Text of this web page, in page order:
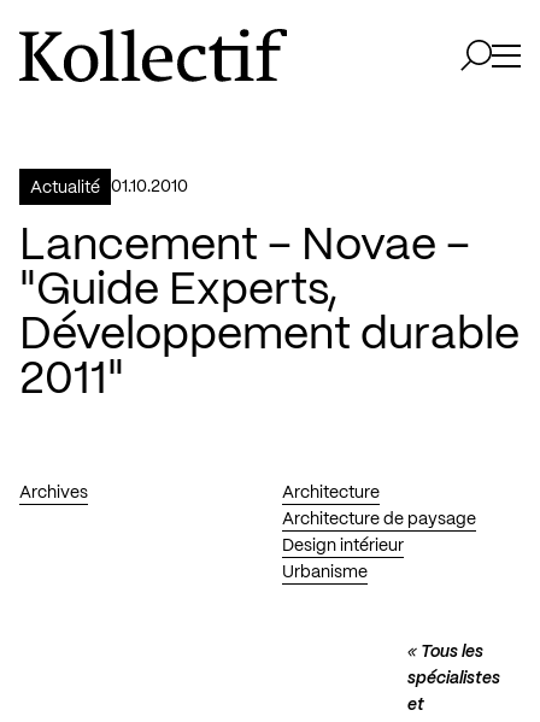
Aller à la page d'accueil
Logo Kollectif
Actualité 01.10.2010
Lancement – Novae –
"Guide Experts,
Développement durable
2011"
Archives
Architecture
Architecture de paysage
Design intérieur
Urbanisme
« Tous les
spécialistes
et